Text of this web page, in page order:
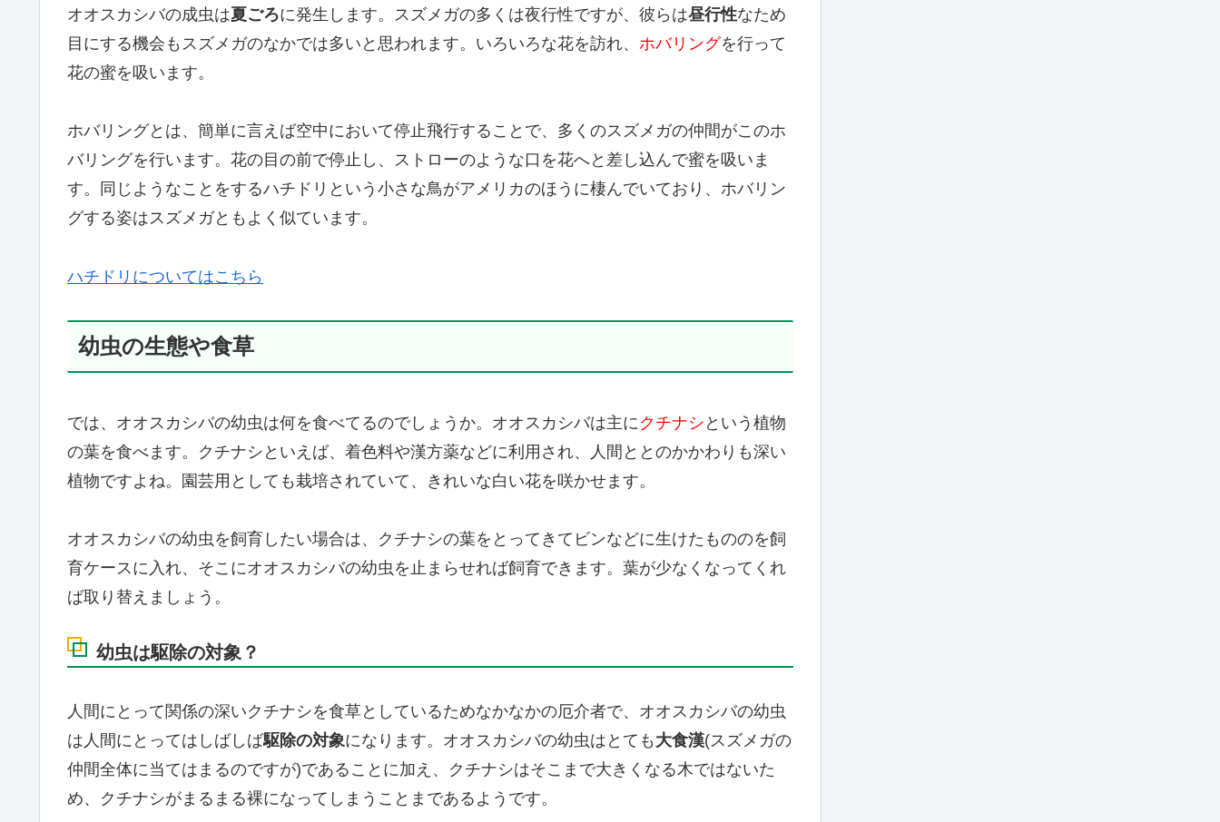
オオスカシバの成虫は夏ごろに発生します。スズメガの多くは夜行性ですが、彼らは昼行性なため
目にする機会もスズメガのなかでは多いと思われます。いろいろな花を訪れ、 ホバリングを行って
花の蜜を吸います。
ホバリングとは、簡単に言えば空中において停止飛行することで、多くのスズメガの仲間がこのホ
バリングを行います。花の目の前で停止し、ストローのような口を花へと差し込んで蜜を吸いま
す。同じようなことをするハチドリという小さな鳥がアメリカのほうに棲んでいており、ホバリン
グする姿はスズメガともよく似ています。
ハチドリについてはこちら
幼虫の生態や食草
では、オオスカシバの幼虫は何を食べてるのでしょうか。オオスカシバは主に クチナシ という植物
の葉を食べます。クチナシといえば、着色料や漢方薬などに利用され、人間ととのかかわりも深い
植物ですよね。園芸用としても栽培されていて、きれいな白い花を咲かせます。
オオスカシバの幼虫を飼育したい場合は、クチナシの葉をとってきてビンなどに生けたもののを飼
育ケースに入れ、そこにオオスカシバの幼虫を止まらせれば飼育できます。葉が少なくなってくれ
ば取り替えましょう。
幼虫は駆除の対象？
人間にとって関係の深いクチナシを食草としているためなかなかの厄介者で、オオスカシバの幼虫
は人間にとってはしばしば駆除の対象になります。オオスカシバの幼虫はとても 大食漢(スズメガの
仲間全体に当てはまるのですが)であることに加え、クチナシはそこまで大きくなる木ではないた
め、クチナシがまるまる裸になってしまうことまであるようです。